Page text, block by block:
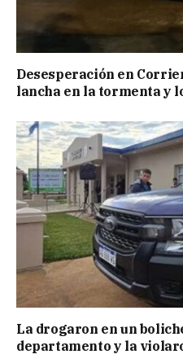
Desesperación en
lancha en la tormenta y
La drogaron en un
departamento y la